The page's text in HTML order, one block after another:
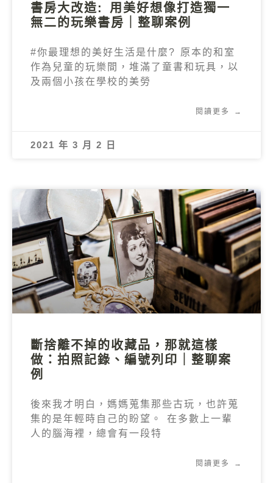
書房大改造: 用美好想像打造獨一
無二的玩樂書房｜整聊案例
#你最理想的美好生活是什麼? 原本的和室
作為兒童的玩樂間，堆滿了童書和玩具，以
及兩個小孩在學校的美勞
閱讀更多 →
2021 年 3 月 2 日
斷捨離不掉的收藏品，那就這樣
做：拍照記錄、編號列印｜整聊案
例
後來我才明白，媽媽蒐集那些古玩，也許蒐
集的是年輕時自己的盼望。 在多數上一輩
人的腦海裡，總會有一段特
閱讀更多 →